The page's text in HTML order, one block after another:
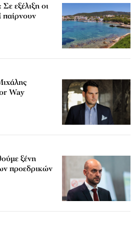
εξέλιξη οι
Way
ξένη
προεδρικών